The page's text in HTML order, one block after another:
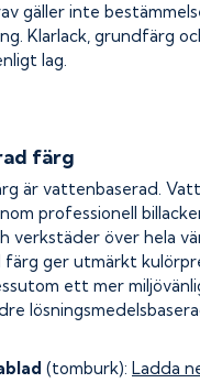
gäller inte
Klarlack, grundfärg
lag.
färg
är vattenbaserad.
professionell
verkstäder över hela
ger utmärkt
ett mer
(tomburk): Ladda